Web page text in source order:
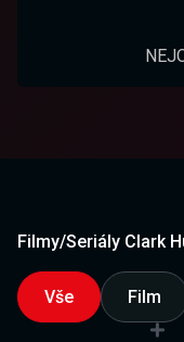
Filmy/Seriály Clark
Vše Film